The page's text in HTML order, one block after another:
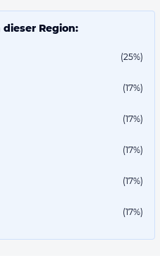
Region:
(25%)
(17%)
(17%)
(17%)
(17%)
(17%)